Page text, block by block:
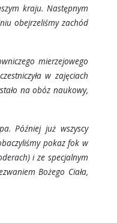
kraju. Następnym
obejrzeliśmy zachód
mierzejowego
w zajęciach
na obóz naukowy,
Później już wszyscy
pokaz fok w
i ze specjalnym
Bożego Ciała,